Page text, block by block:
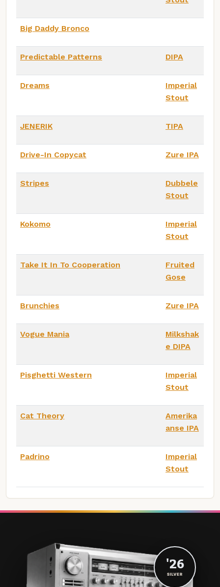
Big Daddy Bronco
Predictable Patterns DIPA
Dreams
Imperial
Stout
JENERIK TIPA
Drive-In Copycat Zure IPA
Stripes
Dubbele
Stout
Kokomo
Imperial
Stout
Take It In To Cooperation
Fruited
Gose
Brunchies Zure IPA
Vogue Mania
Milkshak
e DIPA
Pisghetti Western
Imperial
Stout
Cat Theory
Amerika
anse IPA
Padrino
Imperial
Stout
'26
SILVER